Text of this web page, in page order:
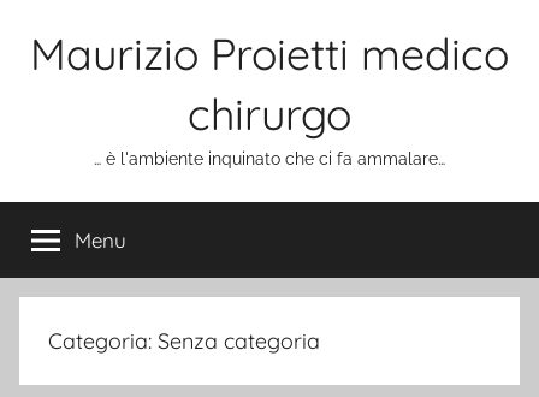
Maurizio Proietti medico
chirurgo
… è l'ambiente inquinato che ci fa ammalare…
Menu
Categoria: Senza categoria